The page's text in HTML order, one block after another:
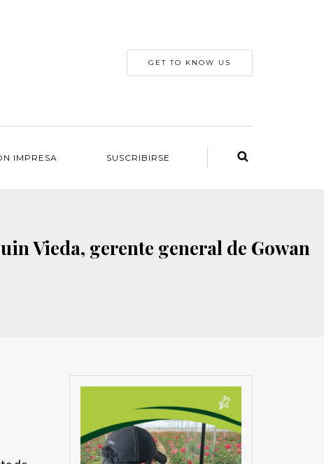
GET TO KNOW US
IMPRESA SUSCRIBIRSE
Vieda, gerente general de Gowan